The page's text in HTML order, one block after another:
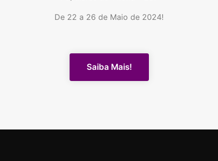
De 22 a 26 de Maio de 2024!
Saiba Mais!